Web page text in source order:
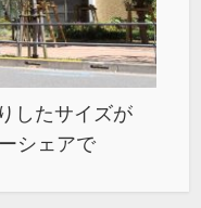
したサイズが
シェアで